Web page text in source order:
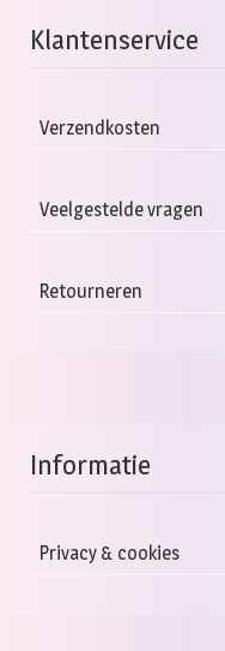
Klantenservice
Verzendkosten
Veelgestelde vragen
Retourneren
Informatie
Privacy & cookies